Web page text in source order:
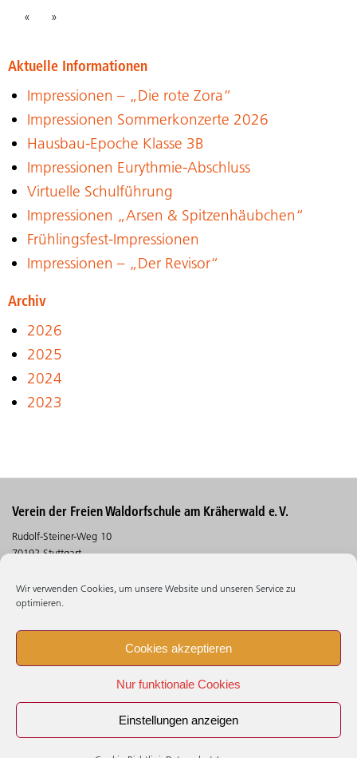
Wir verwenden Cookies, um unsere Website und unseren Service zu
optimieren.
Cookies akzeptieren
Nur funktionale Cookies
Einstellungen anzeigen
« »
Aktuelle Informationen
Impressionen – „Die rote Zora“
Impressionen Sommerkonzerte 2026
Hausbau-Epoche Klasse 3B
Impressionen Eurythmie-Abschluss
Virtuelle Schulführung
Impressionen „Arsen & Spitzenhäubchen“
Frühlingsfest-Impressionen
Impressionen – „Der Revisor“
Archiv
2026
2025
2024
2023
Verein der Freien Waldorfschule am Kräherwald e. V.
Rudolf-Steiner-Weg 10
70192 Stuttgart
Telefon (0711) 30 5 30 - 530
Telefax (0711) 30 5 30 - 106
Datenschutz
Cookie - Richtlinie (EU)